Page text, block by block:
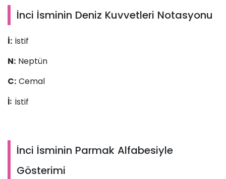
İnci İsminin Deniz Kuvvetleri Notasyonu
İ: İstif
N: Neptün
C: Cemal
İ: İstif
İnci İsminin Parmak Alfabesiyle
Gösterimi